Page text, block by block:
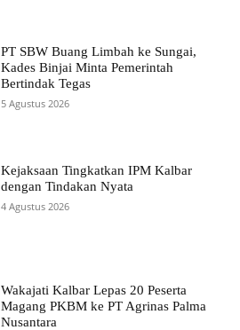
PT SBW Buang Limbah ke Sungai,
Kades Binjai Minta Pemerintah
Bertindak Tegas
5 Agustus 2026
Kejaksaan Tingkatkan IPM Kalbar
dengan Tindakan Nyata
4 Agustus 2026
Wakajati Kalbar Lepas 20 Peserta
Magang PKBM ke PT Agrinas Palma
Nusantara